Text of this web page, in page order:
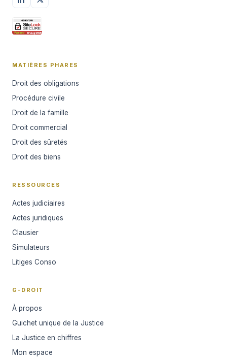
MATIÈRES PHARES
Droit des obligations
Procédure civile
Droit de la famille
Droit commercial
Droit des sûretés
Droit des biens
RESSOURCES
Actes judiciaires
Actes juridiques
Clausier
Simulateurs
Litiges Conso
G-DROIT
À propos
Guichet unique de la Justice
La Justice en chiffres
Mon espace